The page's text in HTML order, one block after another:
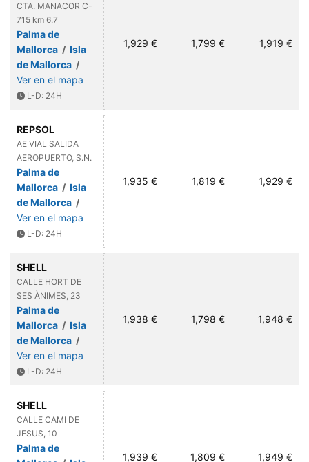
CTA. MANACOR C-
715 km 6.7
Palma de
Mallorca / Isla
de Mallorca /
Ver en el mapa
L-D: 24H
1,929 € 1,799 € 1,919 €
REPSOL
AE VIAL SALIDA
AEROPUERTO, S.N.
Palma de
Mallorca / Isla
de Mallorca /
Ver en el mapa
L-D: 24H
1,935 € 1,819 € 1,929 €
SHELL
CALLE HORT DE
SES ÀNIMES, 23
Palma de
Mallorca / Isla
de Mallorca /
Ver en el mapa
L-D: 24H
1,938 € 1,798 € 1,948 €
SHELL
CALLE CAMI DE
JESUS, 10
Palma de
1,939 € 1,809 € 1,949 €